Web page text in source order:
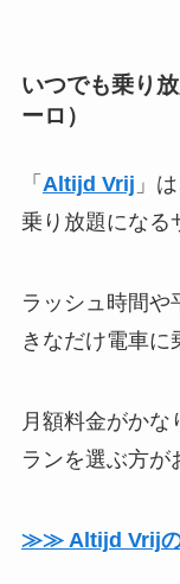
いつでも乗り
ーロ）
「 Altijd Vrij 」
乗り放題になる
ラッシュ時間や
きなだけ電車に
月額料金がか
ランを選ぶ方が
≫≫ Altijd Vrijの